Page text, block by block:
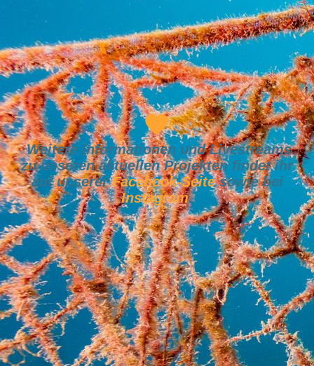
Weitere Informationen und Livestreams
zu unseren aktuellen Projekten findet ihr
auf unsererFacebook-Seitesowie bei
Instagram.